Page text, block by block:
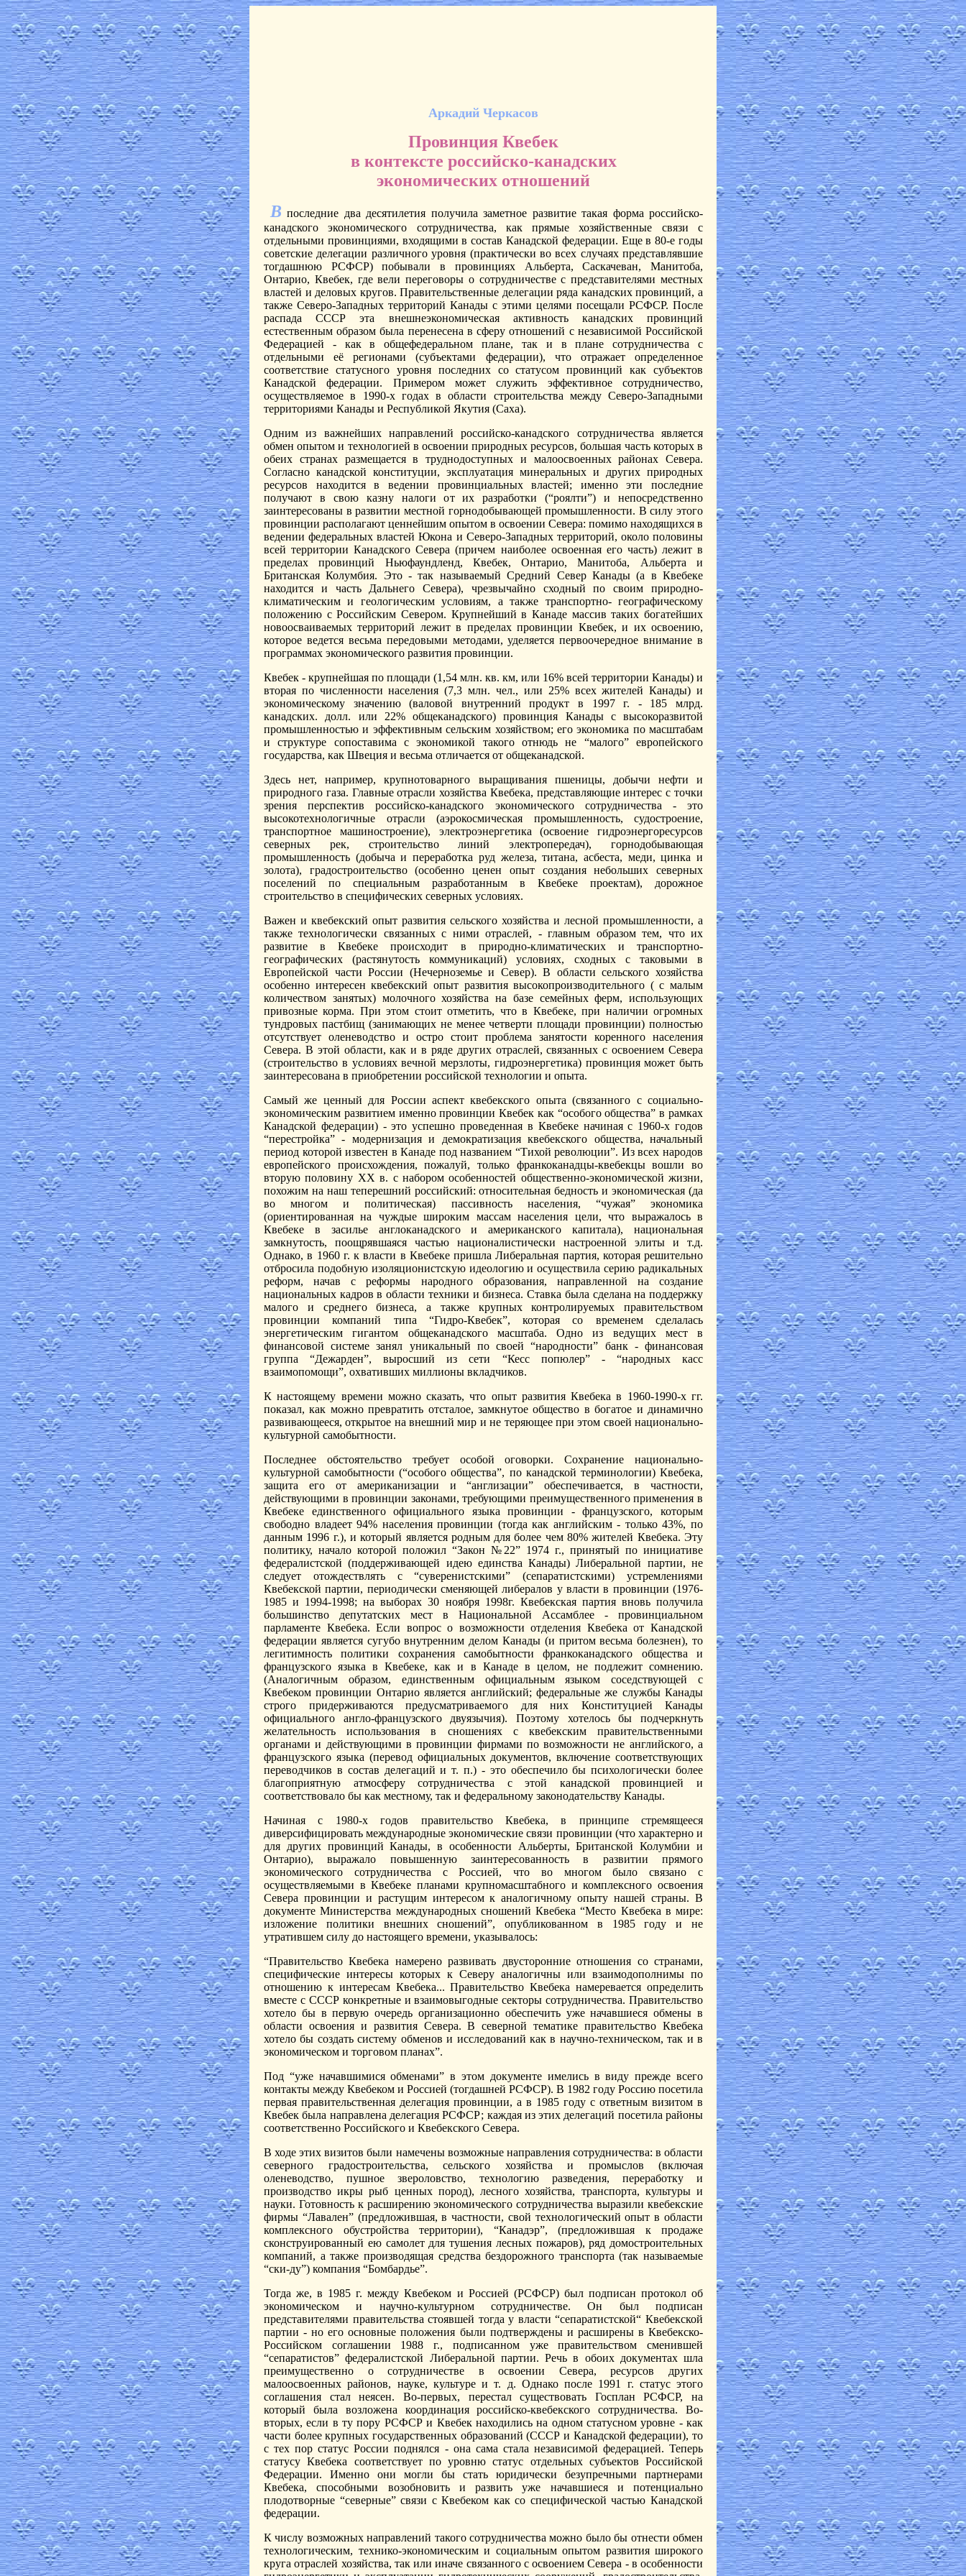
Аркадий Черкасов
Провинция Квебек
в контексте российско-канадских
экономических отношений
В последние два десятилетия получила заметное развитие такая форма российско-
канадского экономического сотрудничества, как прямые хозяйственные связи с
отдельными провинциями, входящими в состав Канадской федерации. Еще в 80-е годы
советские делегации различного уровня (практически во всех случаях представлявшие
тогдашнюю РСФСР) побывали в провинциях Альберта, Саскачеван, Манитоба,
Онтарио, Квебек, где вели переговоры о сотрудничестве с представителями местных
властей и деловых кругов. Правительственные делегации ряда канадских провинций, а
также Северо-Западных территорий Канады с этими целями посещали РСФСР. После
распада СССР эта внешнеэкономическая активность канадских провинций
естественным образом была перенесена в сферу отношений с независимой Российской
Федерацией - как в общефедеральном плане, так и в плане сотрудничества с
отдельными её регионами (субъектами федерации), что отражает определенное
соответствие статусного уровня последних со статусом провинций как субъектов
Канадской федерации. Примером может служить эффективное сотрудничество,
осуществляемое в 1990-х годах в области строительства между Северо-Западными
территориями Канады и Республикой Якутия (Саха).
Одним из важнейших направлений российско-канадского сотрудничества является
обмен опытом и технологией в освоении природных ресурсов, большая часть которых в
обеих странах размещается в труднодоступных и малоосвоенных районах Севера.
Согласно канадской конституции, эксплуатация минеральных и других природных
ресурсов находится в ведении провинциальных властей; именно эти последние
получают в свою казну налоги от их разработки (“роялти”) и непосредственно
заинтересованы в развитии местной горнодобывающей промышленности. В силу этого
провинции располагают ценнейшим опытом в освоении Севера: помимо находящихся в
ведении федеральных властей Юкона и Северо-Западных территорий, около половины
всей территории Канадского Севера (причем наиболее освоенная его часть) лежит в
пределах провинций Ньюфаундленд, Квебек, Онтарио, Манитоба, Альберта и
Британская Колумбия. Это - так называемый Средний Север Канады (а в Квебеке
находится и часть Дальнего Севера), чрезвычайно сходный по своим природно-
климатическим и геологическим условиям, а также транспортно- географическому
положению с Российским Севером. Крупнейший в Канаде массив таких богатейших
новоосваиваемых территорий лежит в пределах провинции Квебек, и их освоению,
которое ведется весьма передовыми методами, уделяется первоочередное внимание в
программах экономического развития провинции.
Квебек - крупнейшая по площади (1,54 млн. кв. км, или 16% всей территории Канады) и
вторая по численности населения (7,3 млн. чел., или 25% всех жителей Канады) и
экономическому значению (валовой внутренний продукт в 1997 г. - 185 млрд.
канадских. долл. или 22% общеканадского) провинция Канады с высокоразвитой
промышленностью и эффективным сельским хозяйством; его экономика по масштабам
и структуре сопоставима с экономикой такого отнюдь не “малого” европейского
государства, как Швеция и весьма отличается от общеканадской.
Здесь нет, например, крупнотоварного выращивания пшеницы, добычи нефти и
природного газа. Главные отрасли хозяйства Квебека, представляющие интерес с точки
зрения перспектив российско-канадского экономического сотрудничества - это
высокотехнологичные отрасли (аэрокосмическая промышленность, судостроение,
транспортное машиностроение), электроэнергетика (освоение гидроэнергоресурсов
северных рек, строительство линий электропередач), горнодобывающая
промышленность (добыча и переработка руд железа, титана, асбеста, меди, цинка и
золота), градостроительство (особенно ценен опыт создания небольших северных
поселений по специальным разработанным в Квебеке проектам), дорожное
строительство в специфических северных условиях.
Важен и квебекский опыт развития сельского хозяйства и лесной промышленности, а
также технологически связанных с ними отраслей, - главным образом тем, что их
развитие в Квебеке происходит в природно-климатических и транспортно-
географических (растянутость коммуникаций) условиях, сходных с таковыми в
Европейской части России (Нечерноземье и Север). В области сельского хозяйства
особенно интересен квебекский опыт развития высокопроизводительного ( с малым
количеством занятых) молочного хозяйства на базе семейных ферм, использующих
привозные корма. При этом стоит отметить, что в Квебеке, при наличии огромных
тундровых пастбищ (занимающих не менее четверти площади провинции) полностью
отсутствует оленеводство и остро стоит проблема занятости коренного населения
Севера. В этой области, как и в ряде других отраслей, связанных с освоением Севера
(строительство в условиях вечной мерзлоты, гидроэнергетика) провинция может быть
заинтересована в приобретении российской технологии и опыта.
Самый же ценный для России аспект квебекского опыта (связанного с социально-
экономическим развитием именно провинции Квебек как “особого общества” в рамках
Канадской федерации) - это успешно проведенная в Квебеке начиная с 1960-х годов
“перестройка” - модернизация и демократизация квебекского общества, начальный
период которой известен в Канаде под названием “Тихой революции”. Из всех народов
европейского происхождения, пожалуй, только франкоканадцы-квебекцы вошли во
вторую половину ХХ в. с набором особенностей общественно-экономической жизни,
похожим на наш теперешний российский: относительная бедность и экономическая (да
во многом и политическая) пассивность населения, “чужая” экономика
(ориентированная на чуждые широким массам населения цели, что выражалось в
Квебеке в засилье англоканадского и американского капитала), национальная
замкнутость, поощрявшаяся частью националистически настроенной элиты и т.д.
Однако, в 1960 г. к власти в Квебеке пришла Либеральная партия, которая решительно
отбросила подобную изоляционистскую идеологию и осуществила серию радикальных
реформ, начав с реформы народного образования, направленной на создание
национальных кадров в области техники и бизнеса. Ставка была сделана на поддержку
малого и среднего бизнеса, а также крупных контролируемых правительством
провинции компаний типа “Гидро-Квебек”, которая со временем сделалась
энергетическим гигантом общеканадского масштаба. Одно из ведущих мест в
финансовой системе занял уникальный по своей “народности” банк - финансовая
группа “Дежарден”, выросший из сети “Кесс попюлер” - “народных касс
взаимопомощи”, охвативших миллионы вкладчиков.
К настоящему времени можно сказать, что опыт развития Квебека в 1960-1990-х гг.
показал, как можно превратить отсталое, замкнутое общество в богатое и динамично
развивающееся, открытое на внешний мир и не теряющее при этом своей национально-
культурной самобытности.
Последнее обстоятельство требует особой оговорки. Сохранение национально-
культурной самобытности (“особого общества”, по канадской терминологии) Квебека,
защита его от американизации и “англизации” обеспечивается, в частности,
действующими в провинции законами, требующими преимущественного применения в
Квебеке единственного официального языка провинции - французского, которым
свободно владеет 94% населения провинции (тогда как английским - только 43%, по
данным 1996 г.), и который является родным для более чем 80% жителей Квебека. Эту
политику, начало которой положил “Закон №22” 1974 г., принятый по инициативе
федералистской (поддерживающей идею единства Канады) Либеральной партии, не
следует отождествлять с “суверенистскими” (сепаратистскими) устремлениями
Квебекской партии, периодически сменяющей либералов у власти в провинции (1976-
1985 и 1994-1998; на выборах 30 ноября 1998г. Квебекская партия вновь получила
большинство депутатских мест в Национальной Ассамблее - провинциальном
парламенте Квебека. Если вопрос о возможности отделения Квебека от Канадской
федерации является сугубо внутренним делом Канады (и притом весьма болезнен), то
легитимность политики сохранения самобытности франкоканадского общества и
французского языка в Квебеке, как и в Канаде в целом, не подлежит сомнению.
(Аналогичным образом, единственным официальным языком соседствующей с
Квебеком провинции Онтарио является английский; федеральные же службы Канады
строго придерживаются предусматриваемого для них Конституцией Канады
официального англо-французского двуязычия). Поэтому хотелось бы подчеркнуть
желательность использования в сношениях с квебекским правительственными
органами и действующими в провинции фирмами по возможности не английского, а
французского языка (перевод официальных документов, включение соответствующих
переводчиков в состав делегаций и т. п.) - это обеспечило бы психологически более
благоприятную атмосферу сотрудничества с этой канадской провинцией и
соответствовало бы как местному, так и федеральному законодательству Канады.
Начиная с 1980-х годов правительство Квебека, в принципе стремящееся
диверсифицировать международные экономические связи провинции (что характерно и
для других провинций Канады, в особенности Альберты, Британской Колумбии и
Онтарио), выражало повышенную заинтересованность в развитии прямого
экономического сотрудничества с Россией, что во многом было связано с
осуществляемыми в Квебеке планами крупномасштабного и комплексного освоения
Севера провинции и растущим интересом к аналогичному опыту нашей страны. В
документе Министерства международных сношений Квебека “Место Квебека в мире:
изложение политики внешних сношений”, опубликованном в 1985 году и не
утратившем силу до настоящего времени, указывалось:
“Правительство Квебека намерено развивать двусторонние отношения со странами,
специфические интересы которых к Северу аналогичны или взаимодополнимы по
отношению к интересам Квебека... Правительство Квебека намеревается определить
вместе с СССР конкретные и взаимовыгодные секторы сотрудничества. Правительство
хотело бы в первую очередь организационно обеспечить уже начавшиеся обмены в
области освоения и развития Севера. В северной тематике правительство Квебека
хотело бы создать систему обменов и исследований как в научно-техническом, так и в
экономическом и торговом планах”.
Под “уже начавшимися обменами” в этом документе имелись в виду прежде всего
контакты между Квебеком и Россией (тогдашней РСФСР). В 1982 году Россию посетила
первая правительственная делегация провинции, а в 1985 году с ответным визитом в
Квебек была направлена делегация РСФСР; каждая из этих делегаций посетила районы
соответственно Российского и Квебекского Севера.
В ходе этих визитов были намечены возможные направления сотрудничества: в области
северного градостроительства, сельского хозяйства и промыслов (включая
оленеводство, пушное звероловство, технологию разведения, переработку и
производство икры рыб ценных пород), лесного хозяйства, транспорта, культуры и
науки. Готовность к расширению экономического сотрудничества выразили квебекские
фирмы “Лавален” (предложившая, в частности, свой технологический опыт в области
комплексного обустройства территории), “Канадэр”, (предложившая к продаже
сконструированный ею самолет для тушения лесных пожаров), ряд домостроительных
компаний, а также производящая средства бездорожного транспорта (так называемые
“ски-ду”) компания “Бомбардье”.
Тогда же, в 1985 г. между Квебеком и Россией (РСФСР) был подписан протокол об
экономическом и научно-культурном сотрудничестве. Он был подписан
представителями правительства стоявшей тогда у власти “сепаратистской“ Квебекской
партии - но его основные положения были подтверждены и расширены в Квебекско-
Российском соглашении 1988 г., подписанном уже правительством сменившей
“сепаратистов” федералистской Либеральной партии. Речь в обоих документах шла
преимущественно о сотрудничестве в освоении Севера, ресурсов других
малоосвоенных районов, науке, культуре и т. д. Однако после 1991 г. статус этого
соглашения стал неясен. Во-первых, перестал существовать Госплан РСФСР, на
который была возложена координация российско-квебекского сотрудничества. Во-
вторых, если в ту пору РСФСР и Квебек находились на одном статусном уровне - как
части более крупных государственных образований (СССР и Канадской федерации), то
с тех пор статус России поднялся - она сама стала независимой федерацией. Теперь
статусу Квебека соответствует по уровню статус отдельных субъектов Российской
Федерации. Именно они могли бы стать юридически безупречными партнерами
Квебека, способными возобновить и развить уже начавшиеся и потенциально
плодотворные “северные” связи с Квебеком как со специфической частью Канадской
федерации.
К числу возможных направлений такого сотрудничества можно было бы отнести обмен
технологическим, технико-экономическим и социальным опытом развития широкого
круга отраслей хозяйства, так или иначе связанного с освоением Севера - в особенности